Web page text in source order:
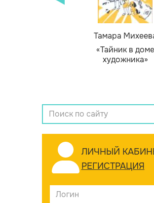
Тамара
«Тайник в доме
художника»
ЛИЧНЫЙ
РЕГИСТРАЦИЯ